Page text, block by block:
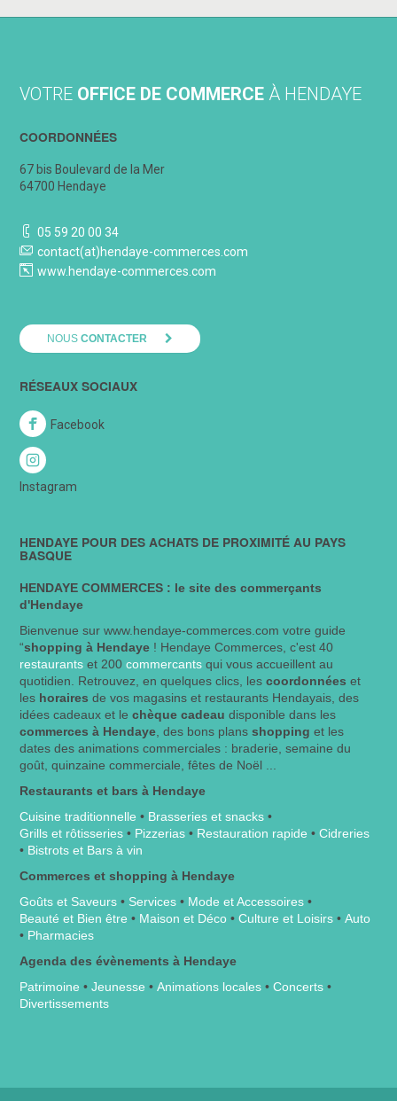
VOTRE OFFICE DE COMMERCE À HENDAYE
COORDONNÉES
67 bis Boulevard de la Mer
64700 Hendaye
05 59 20 00 34
contact(at)hendaye-commerces.com
www.hendaye-commerces.com
NOUSCONTACTER
RÉSEAUX SOCIAUX
Facebook
Instagram
HENDAYE POUR DES ACHATS DE PROXIMITÉ AU PAYS
BASQUE
HENDAYE COMMERCES : le site des commerçants
d'Hendaye
Bienvenue sur www.hendaye-commerces.com votre guide
“shopping à Hendaye ! Hendaye Commerces, c'est 40
restaurants et 200commercants qui vous accueillent au
quotidien. Retrouvez, en quelques clics, lescoordonnéeset
les horairesde vos magasins et restaurants Hendayais, des
idées cadeaux et lechèque cadeaudisponible dans les
commerces à Hendaye , des bons plansshoppinget les
dates des animations commerciales : braderie, semaine du
goût, quinzaine commerciale, fêtes de Noël ...
Restaurants et bars à Hendaye
Cuisine traditionnelle • Brasseries et snacks •
Grills et rôtisseries • Pizzerias • Restauration rapide •Cidreries
• Bistrots et Bars à vin
Commerces et shopping à Hendaye
Goûts et Saveurs • Services • Mode et Accessoires •
Beauté et Bien être • Maison et Déco •Culture et Loisirs •Auto
• Pharmacies
Agenda des évènements à Hendaye
Patrimoine •Jeunesse •Animations locales •Concerts •
Divertissements